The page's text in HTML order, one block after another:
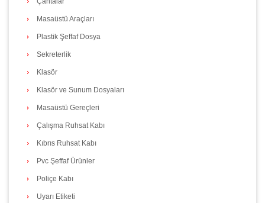
Masaüstü Araçları
Plastik Şeffaf Dosya
Sekreterlik
Klasör
Klasör ve Sunum Dosyaları
Masaüstü Gereçleri
Çalışma Ruhsat Kabı
Kıbrıs Ruhsat Kabı
Pvc Şeffaf Ürünler
Poliçe Kabı
Uyarı Etiketi